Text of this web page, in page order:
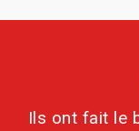
Ils ont fait le